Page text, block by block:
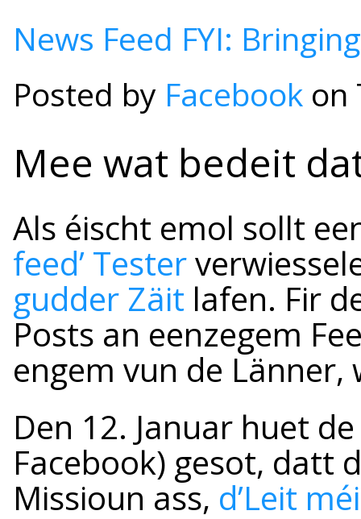
News Feed FYI:
Posted by Facebook on
Mee wat bedeit
Als éischt emol sollt
feed’ Tester
gudder Zäit lafen. Fir
Posts an eenzegem
engem vun de
Den 12. Januar huet
Facebook) gesot, datt
Missioun ass, d’Leit